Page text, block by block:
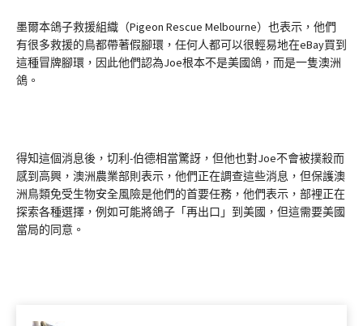
墨爾本鴿子救援組織（Pigeon Rescue Melbourne）也表示，他們
有很多救援的鳥都帶著假腳環，任何人都可以很輕易地在eBay買到
這種冒牌腳環，因此他們認為Joe根本不是美國鴿，而是一隻澳洲
鴿。
得知這個消息後，切利-伯德相當驚訝，但他也對Joe不會被撲殺而
感到高興，澳洲農業部則表示，他們正在調查這些消息，但保護澳
洲鳥類免受生物安全風險是他們的首要任務，他們表示，部裡正在
探索各種選擇，例如可能將鴿子「再出口」到美國，但這需要美國
當局的同意。